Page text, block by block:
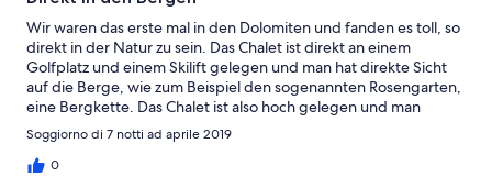
Wir waren das erste mal in den Dolomiten und fanden es toll, so
direkt in der Natur zu sein. Das Chalet ist direkt an einem
Golfplatz und einem Skilift gelegen und man hat direkte Sicht
auf die Berge, wie zum Beispiel den sogenannten Rosengarten,
eine Bergkette. Das Chalet ist also hoch gelegen und man
erreicht es in ca. 40 Minuten von Bozen aus. Es ist einfach
eingerichtet, aber alles notwendige ist da und hat einwandfrei
funktioniert. Verbesserungsfähig ist die Dusche, da der Boden
Soggiorno di 7 notti ad aprile 2019
0